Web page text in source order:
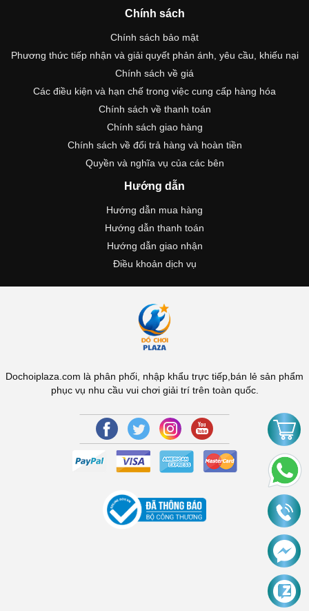
Chính sách
Chính sách bảo mật
Phương thức tiếp nhận và giải quyết phản ánh, yêu cầu, khiếu nại
Chính sách về giá
Các điều kiện và hạn chế trong việc cung cấp hàng hóa
Chính sách về thanh toán
Chính sách giao hàng
Chính sách về đổi trả hàng và hoàn tiền
Quyền và nghĩa vụ của các bên
Hướng dẫn
Hướng dẫn mua hàng
Hướng dẫn thanh toán
Hướng dẫn giao nhận
Điều khoản dịch vụ
Dochoiplaza.com là phân phối, nhập khẩu trực tiếp,bán lẻ sản phẩm
phục vụ nhu cầu vui chơi giải trí trên toàn quốc.